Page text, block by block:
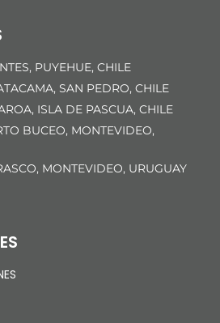
PUYEHUE, CHILE
SAN PEDRO, CHILE
ISLA DE PASCUA, CHILE
BUCEO, MONTEVIDEO,
MONTEVIDEO, URUGUAY